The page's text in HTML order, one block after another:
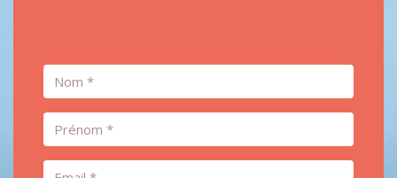
Nom
Prénom
Email